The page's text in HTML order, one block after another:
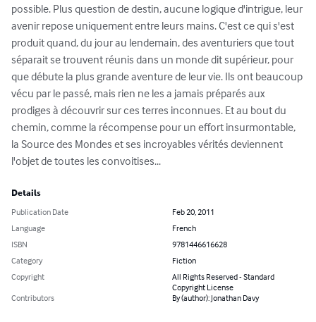
possible. Plus question de destin, aucune logique d'intrigue, leur
avenir repose uniquement entre leurs mains. C'est ce qui s'est
produit quand, du jour au lendemain, des aventuriers que tout
séparait se trouvent réunis dans un monde dit supérieur, pour
que débute la plus grande aventure de leur vie. Ils ont beaucoup
vécu par le passé, mais rien ne les a jamais préparés aux
prodiges à découvrir sur ces terres inconnues. Et au bout du
chemin, comme la récompense pour un effort insurmontable,
la Source des Mondes et ses incroyables vérités deviennent
l'objet de toutes les convoitises...
Details
Publication Date
Feb 20, 2011
Language
French
ISBN
9781446616628
Category
Fiction
Copyright
All Rights Reserved - Standard
Copyright License
Contributors
By (author): Jonathan Davy